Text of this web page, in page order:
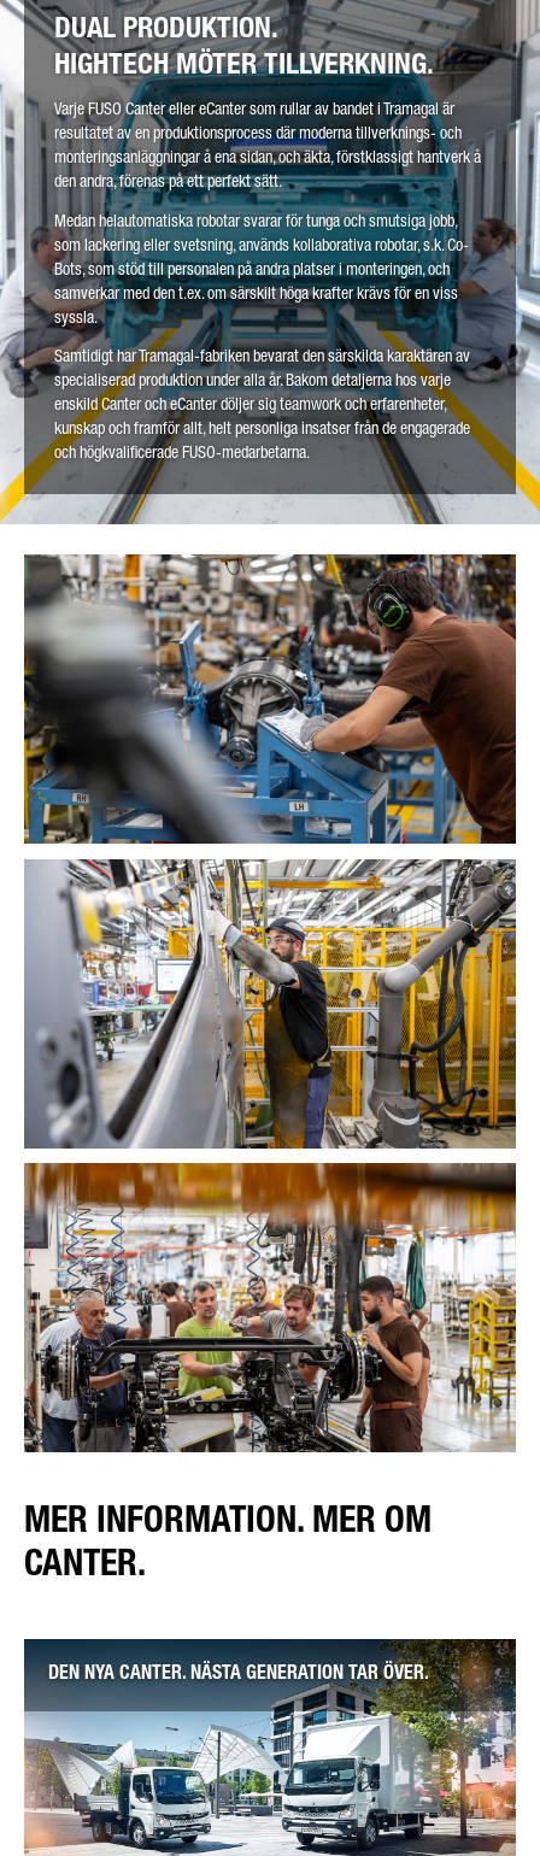
DUAL PRODUKTION.
HIGHTECH MÖTER TILLVERKNING.
Varje FUSO Canter eller eCanter som rullar av bandet i Tramagal är
resultatet av en produktionsprocess där moderna tillverknings- och
monteringsanläggningar å ena sidan, och äkta, förstklassigt hantverk å
den andra, förenas på ett perfekt sätt.
Medan helautomatiska robotar svarar för tunga och smutsiga jobb,
som lackering eller svetsning, används kollaborativa robotar, s.k. Co-
Bots, som stöd till personalen på andra platser i monteringen, och
samverkar med den t.ex. om särskilt höga krafter krävs för en viss
syssla.
Samtidigt har Tramagal-fabriken bevarat den särskilda karaktären av
specialiserad produktion under alla år. Bakom detaljerna hos varje
enskild Canter och eCanter döljer sig teamwork och erfarenheter,
kunskap och framför allt, helt personliga insatser från de engagerade
och högkvalificerade FUSO-medarbetarna.
MER INFORMATION. MER OM
CANTER.
DEN NYA CANTER. NÄSTA GENERATION TAR ÖVER.